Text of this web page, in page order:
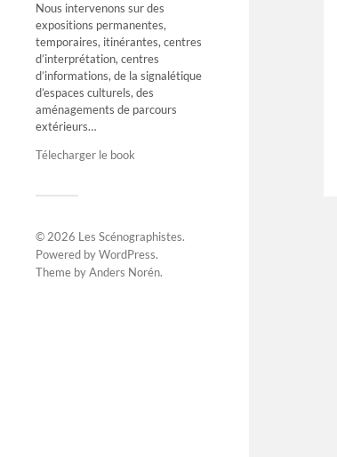
Nous intervenons sur des
expositions permanentes,
temporaires, itinérantes, centres
d’interprétation, centres
d’informations, de la signalétique
d’espaces culturels, des
aménagements de parcours
extérieurs…
Télecharger le book
© 2026 Les Scénographistes.
Powered byWordPress.
Theme byAnders Norén.